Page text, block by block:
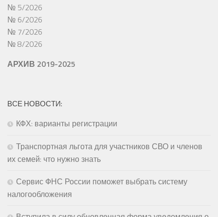
№ 5/2026
№ 6/2026
№ 7/2026
№ 8/2026
АРХИВ 2019-2025
ВСЕ НОВОСТИ:
КФХ: варианты регистрации
Транспортная льгота для участников СВО и членов
их семей: что нужно знать
Сервис ФНС России поможет выбрать систему
налогообложения